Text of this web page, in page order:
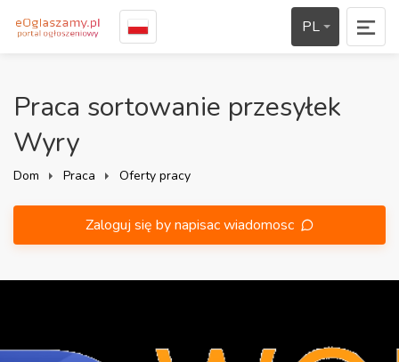
PL
Praca sortowanie przesyłek
Wyry
Dom Praca Oferty pracy
Zaloguj się by napisac wiadomosc